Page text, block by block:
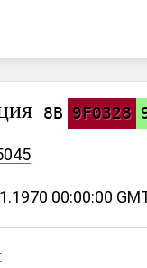
8B 9F0328
00:00:00